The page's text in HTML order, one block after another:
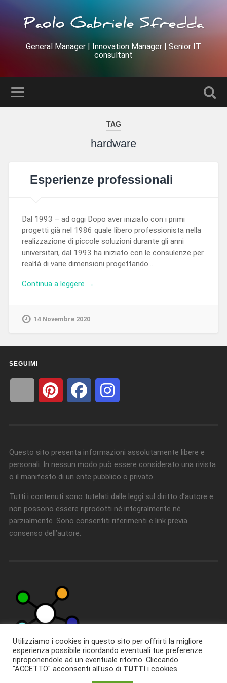
Paolo Gabriele Sfredda
General Manager | Innovation Manager | Senior IT
consultant
TAG
hardware
Esperienze professionali
Dal 1993 – ad oggi Dopo aver iniziato con i primi
progetti già nel 1986 quale libero professionista nella
realizzazione di piccole soluzioni durante gli anni
universitari, dal 1993 ha iniziato con le consulenze per
realtà di varie dimensioni progettando…
Continua a leggere →
14 Novembre 2020
SEGUIMI
Questo sito presenta informazioni assolutamente libere e
personali. In nessun modo può essere considerato una rivista
o il manifesto di un ente pubblico o privato.
Tutti i contenuti sono tutelati dalle leggi sul diritto d’autore e
non possono essere riprodotti né integralmente né
parzialmente. Sono consentiti riferimenti e link previa
consenso dell’autore.
Utilizziamo i cookies in questo sito per offrirti la migliore
esperienza possibile ricordando eventuali tue preferenze
riproponendole ad un eventuale ritorno. Cliccando
"ACCETTO" acconsenti all'uso di TUTTI i cookies.